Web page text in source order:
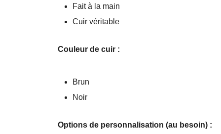
Fait à la main
Cuir véritable
Couleur de cuir :
Brun
Noir
Options de personnalisation (au besoin) :